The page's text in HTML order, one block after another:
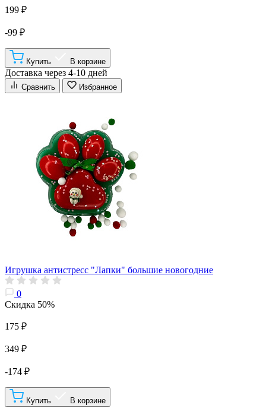
199 ₽
-99 ₽
Купить В корзине
Доставка через 4-10 дней
Сравнить Избранное
Игрушка антистресс "Лапки" большие новогодние
0
Скидка 50%
175 ₽
349 ₽
-174 ₽
Купить В корзине